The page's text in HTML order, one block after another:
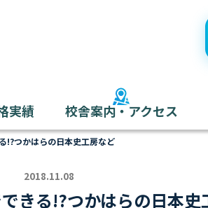
実績 校舎案内・アクセス
!?つかはらの日本史工房など
2018.11.08
きる!?つかはらの日本史